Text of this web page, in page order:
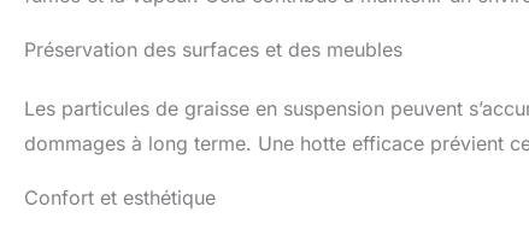
Préservation des surfaces et des meubles
Les particules de graisse en suspension peuvent
dommages à long terme. Une hotte efficace prévient
Confort et esthétique